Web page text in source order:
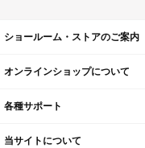
ショールーム・ストアのご案内
オンラインショップについて
各種サポート
当サイトについて